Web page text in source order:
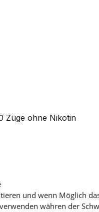
Züge ohne Nikotin
und wenn Möglich
währen der